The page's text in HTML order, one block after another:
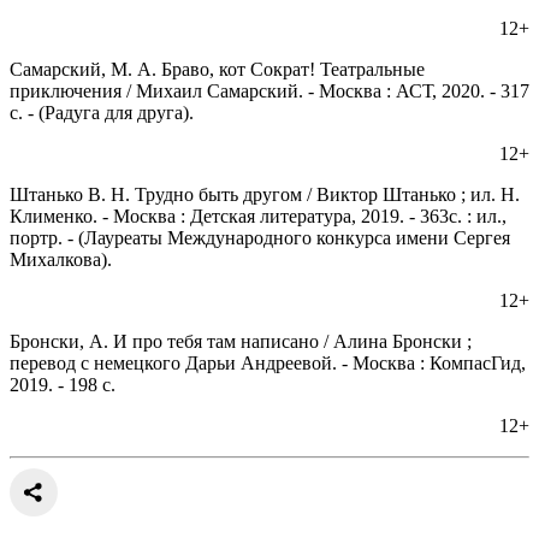
12+
Самарский, М. А. Браво, кот Сократ! Театральные
приключения / Михаил Самарский. - Москва : АСТ, 2020. - 317
с. - (Радуга для друга).
12+
Штанько В. Н. Трудно быть другом / Виктор Штанько ; ил. Н.
Клименко. - Москва : Детская литература, 2019. - 363с. : ил.,
портр. - (Лауреаты Международного конкурса имени Сергея
Михалкова).
12+
Бронски, А. И про тебя там написано / Алина Бронски ;
перевод с немецкого Дарьи Андреевой. - Москва : КомпасГид,
2019. - 198 с.
12+